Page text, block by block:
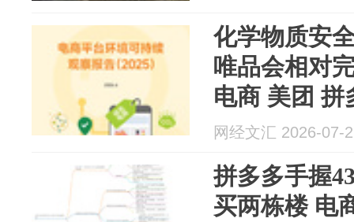
化学物质安
唯品会相对
电商 美团 拼
网经文汇 2026-07-
拼多多手握
买两栋楼 电